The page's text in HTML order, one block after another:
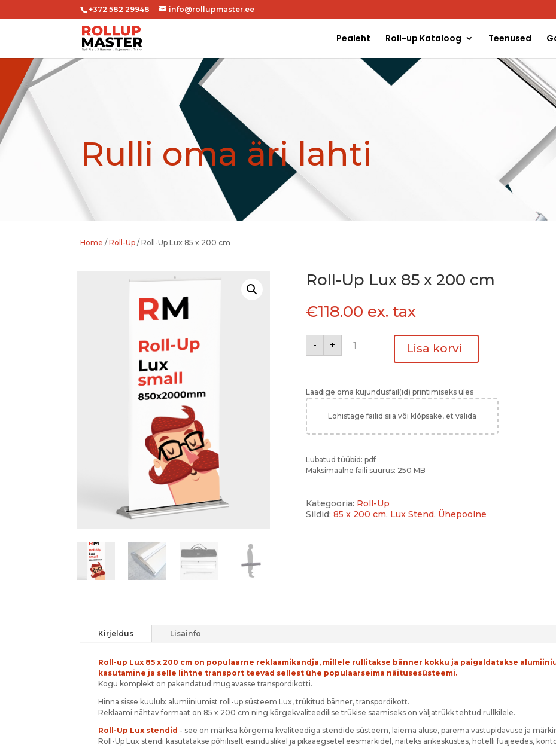
+372 582 29948 info@rollupmaster.ee
Pealeht Roll-up Kataloog Teenused
Rulli oma äri lahti
Home /Roll-Up / Roll-Up Lux 85 x 200 сm
Roll-Up Lux 85 x 200 сm
€118.00 ex. tax
-
Roll-
85
kogus
+ Lisa korvi
Laadige oma kujundusfail(id) printimiseks üles
Lohistage failid siia või klõpsake, et valida
Lubatud tüübid: pdf
Maksimaalne faili suurus: 250 MB
Kategooria: Roll-Up
Sildid: 85 x 200 сm, Lux Stend, Ühepoolne
Kirjeldus Lisainfo
Roll-up Lux 85 x 200 cm on populaarne reklaamikandja, millele rullitakse bänner kokku ja paigaldatakse
kasutamine ja selle lihtne transport teevad sellest ühe populaarseima näitusesüsteemi.
Kogu komplekt on pakendatud mugavasse transpordikotti.
Hinna sisse kuulub: alumiiniumist roll-up süsteem Lux, trükitud bänner, transpordikott.
Reklaami nähtav formaat on 85 x 200 cm ning kõrgekvaliteedilise trükise saamiseks on väljatrükk tehtud rullkilele.
Roll-Up Lux stendid - see on märksa kõrgema kvaliteediga stendide süsteem, laiema aluse, parema vastupidavuse ja
Roll-Up Lux stendi kasutatakse põhiliselt esinduslikel ja pikaaegsetel eesmärkidel, näiteks ärikeskustes, hotelli fuajeedes,